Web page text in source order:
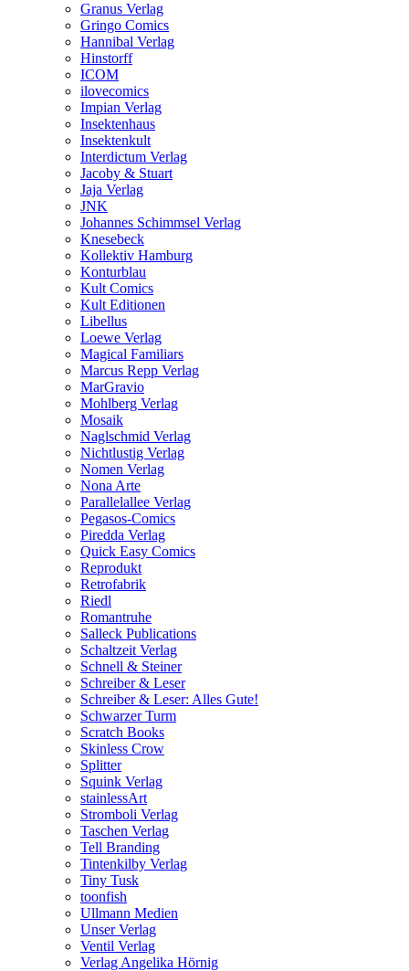
Granus Verlag
Gringo Comics
Hannibal Verlag
Hinstorff
ICOM
ilovecomics
Impian Verlag
Insektenhaus
Insektenkult
Interdictum Verlag
Jacoby & Stuart
Jaja Verlag
JNK
Johannes Schimmsel Verlag
Knesebeck
Kollektiv Hamburg
Konturblau
Kult Comics
Kult Editionen
Libellus
Loewe Verlag
Magical Familiars
Marcus Repp Verlag
MarGravio
Mohlberg Verlag
Mosaik
Naglschmid Verlag
Nichtlustig Verlag
Nomen Verlag
Nona Arte
Parallelallee Verlag
Pegasos-Comics
Piredda Verlag
Quick Easy Comics
Reprodukt
Retrofabrik
Riedl
Romantruhe
Salleck Publications
Schaltzeit Verlag
Schnell & Steiner
Schreiber & Leser
Schreiber & Leser: Alles Gute!
Schwarzer Turm
Scratch Books
Skinless Crow
Splitter
Squink Verlag
stainlessArt
Stromboli Verlag
Taschen Verlag
Tell Branding
Tintenkilby Verlag
Tiny Tusk
toonfish
Ullmann Medien
Unser Verlag
Ventil Verlag
Verlag Angelika Hörnig